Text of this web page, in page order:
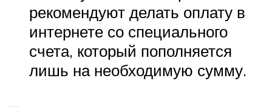
рекомендуют делать оплату в
интернете со специального
счета, который пополняется
лишь на необходимую сумму.